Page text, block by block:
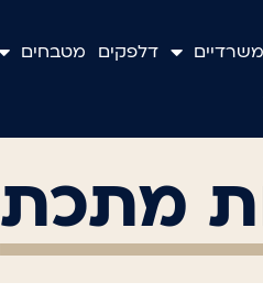
דלפקים מטבחים
מתכת